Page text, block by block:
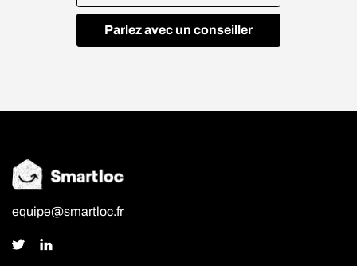
Parlez avec un conseiller
equipe@smartloc.fr